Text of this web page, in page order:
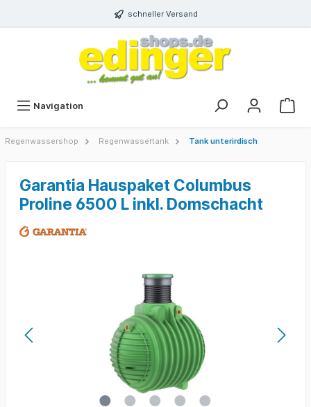
schneller Versand
Navigation
Regenwassershop Regenwassertank Tank unterirdisch
Garantia Hauspaket Columbus
Proline 6500 L inkl. Domschacht